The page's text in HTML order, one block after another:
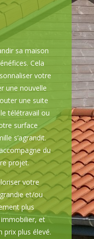
sa maison
Cela
votre
une nouvelle
une suite
télétravail ou
surface
s’agrandit.
du
projet.
votre
et/ou
plus
et
prix plus élevé.